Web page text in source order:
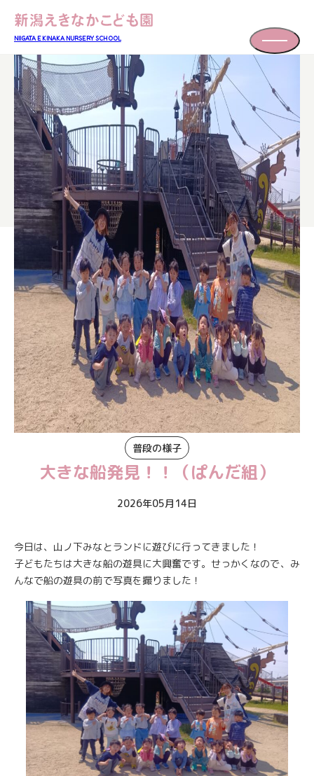
NIIGATA EKINAKA NURSERY SCHOOL
当園について
About
園での生活
Life
入園案内
Admission
子育て支援
Support
一時預かり保育について
プラーカスマイルランドについて
採用情報
Recruit
お知らせ
News
普段の様子
大きな船発見！！（ぱんだ組）
2026年05月14日
今日は、山ノ下みなとランドに遊びに行ってきました！
子どもたちは大きな船の遊具に大興奮です。せっかくなので、み
んなで船の遊具の前で写真を撮りました！